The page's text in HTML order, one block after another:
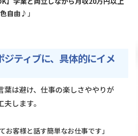
自由♪ 」
ジティブに、具体的にイメ
葉は避け、仕事の楽しさややりが
します。
お客様と話す簡単なお仕事です」